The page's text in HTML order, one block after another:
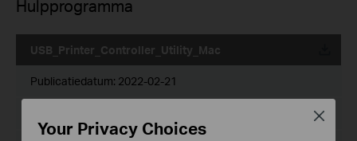
Hulpprogramma
USB_Printer_Controller_Utility_Mac
Publicatiedatum: 2022-02-21
Your Privacy Choices
Close